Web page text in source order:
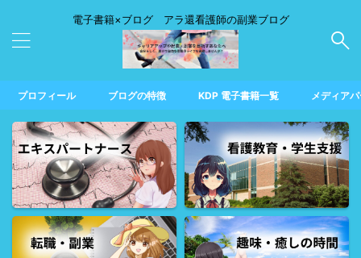
電子書籍×ブログ アラ還看護師の副業ブログ
プロフィール ブログの特徴 KDP 電子書籍一覧 メディア